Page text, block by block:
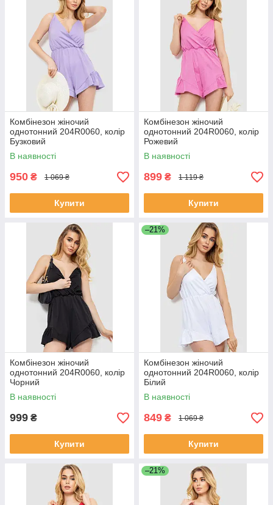
Комбінезон жіночий
однотонний 204R0060, колір
Бузковий
В наявності
950 ₴ 1 069 ₴
Купити
Комбінезон жіночий
однотонний 204R0060, колір
Рожевий
В наявності
899 ₴ 1 119 ₴
Купити
Комбінезон жіночий
однотонний 204R0060, колір
Чорний
В наявності
999 ₴
Купити
–21%
Комбінезон жіночий
однотонний 204R0060, колір
Білий
В наявності
849 ₴ 1 069 ₴
Купити
–21%